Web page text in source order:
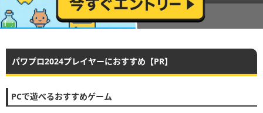
パワプロ2024プレイヤーにおすすめ【PR】
PCで遊べるおすすめゲーム